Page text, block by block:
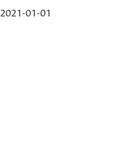
2021-01-01